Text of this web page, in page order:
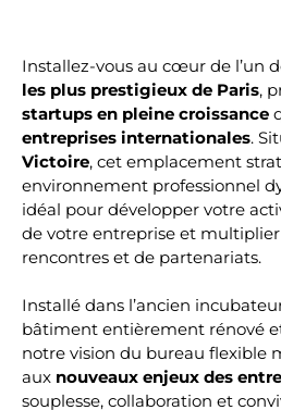
Installez-vous au cœur de l’un
les plus prestigieux de Paris,
startups en pleine croissance
entreprises internationales.
Victoire, cet emplacement
environnement professionnel
idéal pour développer votre
de votre entreprise et
rencontres et de partenariats.
Installé dans l’ancien
bâtiment entièrement rénové
notre vision du bureau flexible
aux nouveaux enjeux des
souplesse, collaboration et